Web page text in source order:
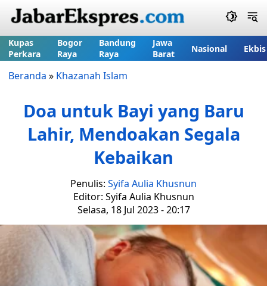
Kupas
Perkara
Bogor
Raya
Bandung
Raya
Jawa
Barat
Nasional Ekbis
Beranda » Khazanah Islam
Doa untuk Bayi yang Baru
Lahir, Mendoakan Segala
Kebaikan
Penulis: Syifa Aulia Khusnun
Editor: Syifa Aulia Khusnun
Selasa, 18 Jul 2023 - 20:17